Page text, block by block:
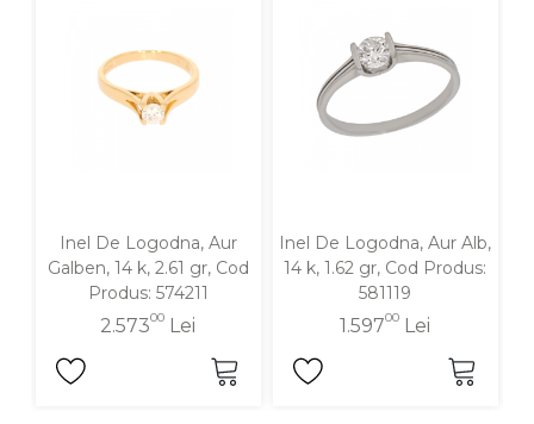
Inel De Logodna, Aur
Galben, 14 k, 2.61 gr, Cod
Produs: 574211
2.57300 Lei
Inel De Logodna, Aur Alb,
14 k, 1.62 gr, Cod Produs:
581119
1.59700 Lei